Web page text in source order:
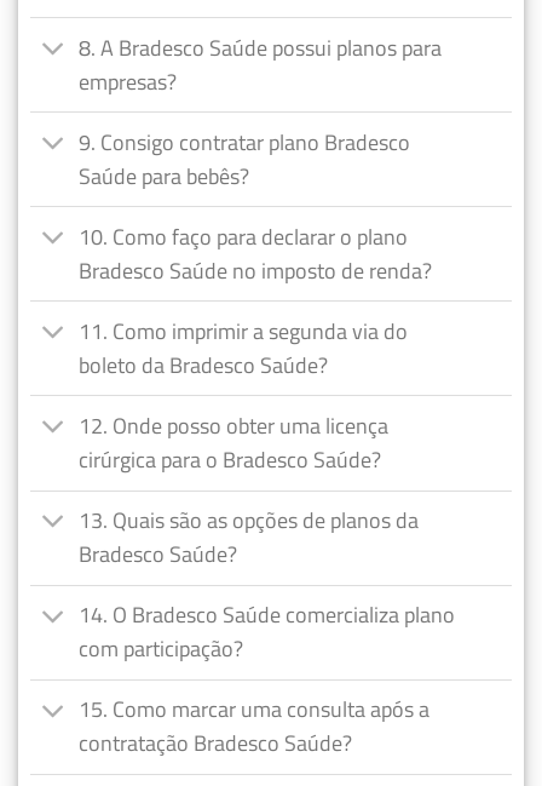
8. A Bradesco Saúde possui planos para
empresas?
9. Consigo contratar plano Bradesco
Saúde para bebês?
10. Como faço para declarar o plano
Bradesco Saúde no imposto de renda?
11. Como imprimir a segunda via do
boleto da Bradesco Saúde?
12. Onde posso obter uma licença
cirúrgica para o Bradesco Saúde?
13. Quais são as opções de planos da
Bradesco Saúde?
14. O Bradesco Saúde comercializa plano
com participação?
15. Como marcar uma consulta após a
contratação Bradesco Saúde?